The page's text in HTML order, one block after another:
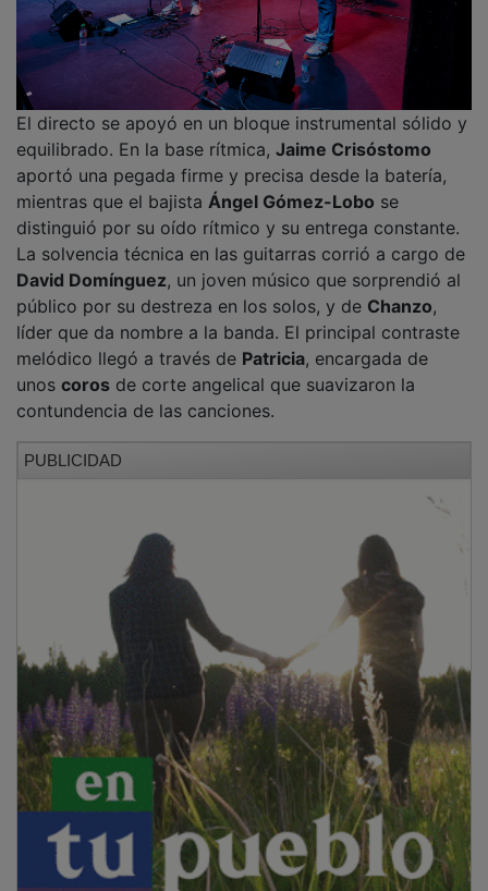
El directo se apoyó en un bloque instrumental sólido y
equilibrado. En la base rítmica, Jaime Crisóstomo
aportó una pegada firme y precisa desde la batería,
mientras que el bajista Ángel Gómez-Lobo se
distinguió por su oído rítmico y su entrega constante.
La solvencia técnica en las guitarras corrió a cargo de
David Domínguez, un joven músico que sorprendió al
público por su destreza en los solos, y de Chanzo,
líder que da nombre a la banda. El principal contraste
melódico llegó a través de Patricia, encargada de
unos coros de corte angelical que suavizaron la
contundencia de las canciones.
PUBLICIDAD